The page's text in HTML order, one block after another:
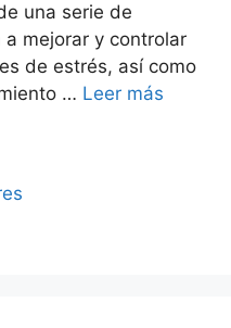
una serie de
mejorar y controlar
de estrés, así como
… Leer más